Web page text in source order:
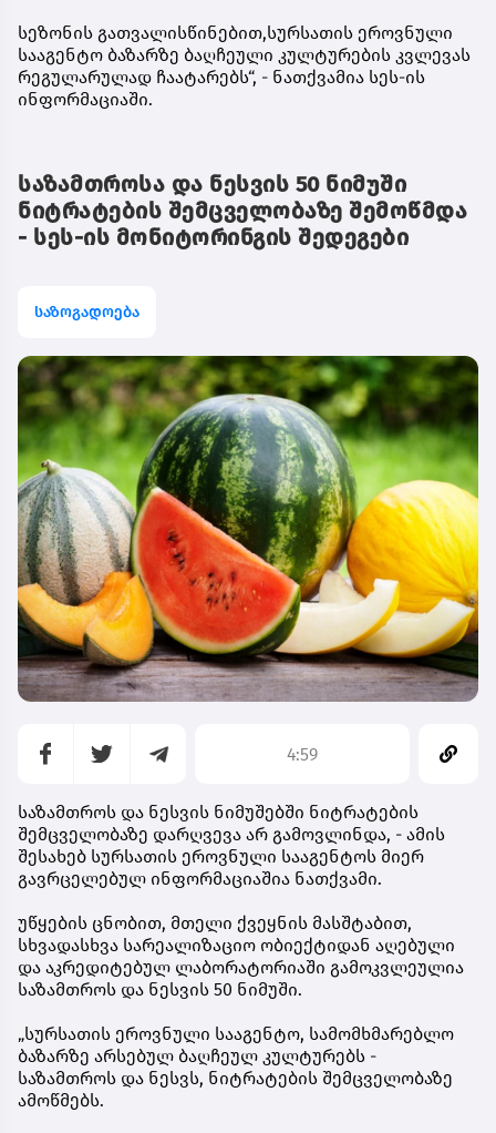
სეზონის გათვალისწინებით,სურსათის ეროვნული
სააგენტო ბაზარზე ბაღჩეული კულტურების კვლევას
რეგულარულად ჩაატარებს“, - ნათქვამია სეს-ის
ინფორმაციაში.
საზამთროსა და ნესვის 50 ნიმუში
ნიტრატების შემცველობაზე შემოწმდა
- სეს-ის მონიტორინგის შედეგები
საზოგადოება
4:59
საზამთროს და ნესვის ნიმუშებში ნიტრატების
შემცველობაზე დარღვევა არ გამოვლინდა, - ამის
შესახებ სურსათის ეროვნული სააგენტოს მიერ
გავრცელებულ ინფორმაციაშია ნათქვამი.
უწყების ცნობით, მთელი ქვეყნის მასშტაბით,
სხვადასხვა სარეალიზაციო ობიექტიდან აღებული
და აკრედიტებულ ლაბორატორიაში გამოკვლეულია
საზამთროს და ნესვის 50 ნიმუში.
„სურსათის ეროვნული სააგენტო, სამომხმარებლო
ბაზარზე არსებულ ბაღჩეულ კულტურებს -
საზამთროს და ნესვს, ნიტრატების შემცველობაზე
ამოწმებს.